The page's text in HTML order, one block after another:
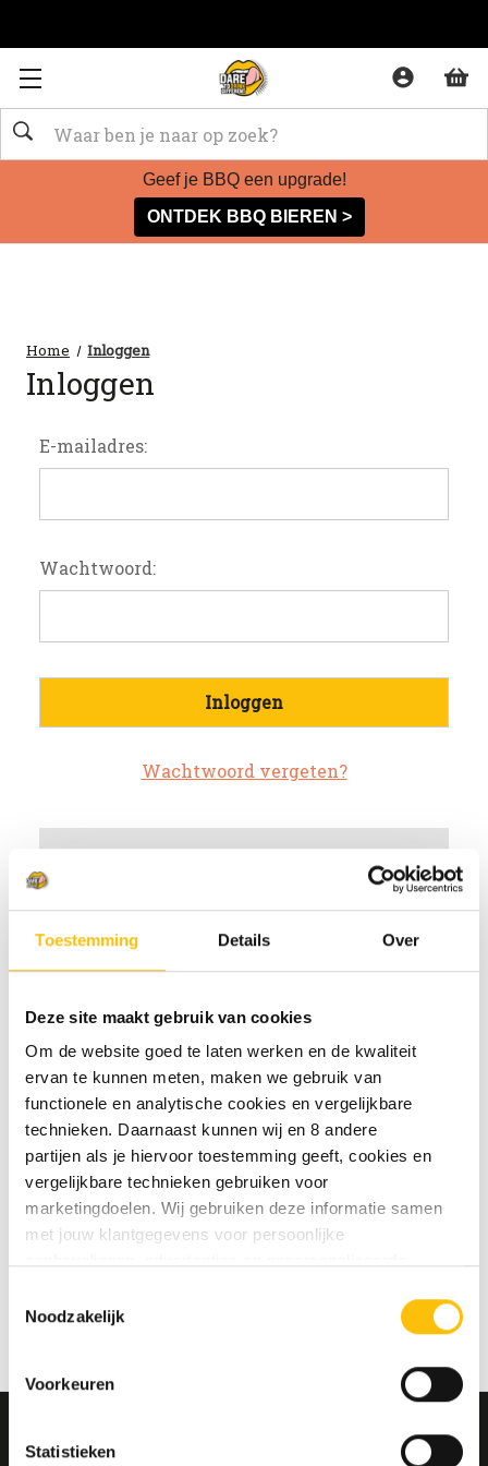
Toestemming Details Over
Deze site maakt gebruik van cookies
Om de website goed te laten werken en de kwaliteit
ervan te kunnen meten, maken we gebruik van
functionele en analytische cookies en vergelijkbare
technieken. Daarnaast kunnen wij en 8 andere
partijen als je hiervoor toestemming geeft, cookies en
vergelijkbare technieken gebruiken voor
marketingdoelen. Wij gebruiken deze informatie samen
met jouw klantgegevens voor persoonlijke
ervaringen: je eigen DTDD (gepersonaliseerde
aanbevelingen, functionaliteiten en communicatie binnen
dtdd.nl (relevante advertenties op websites en apps van
onze privacy policy
Noodzakelijk
Voorkeuren
Statistieken
Zoeken
Geef je BBQ een upgrade!
ONTDEK BBQ BIEREN >
Home Inloggen
Inloggen
E-mailadres:
Wachtwoord:
Wachtwoord vergeten?
Maak een account aan bij ons
Sneller af te rekenen
Meerdere verzendadressen op
Jouw bestelgeschiedenis te
bekijken
Nieuwe bestellingen te volgen
Artikelen opslaan in jouw
verlanglijstje
Account aanmaken
MELD JE AAN VOOR ONZE NIEUWSBRIEF